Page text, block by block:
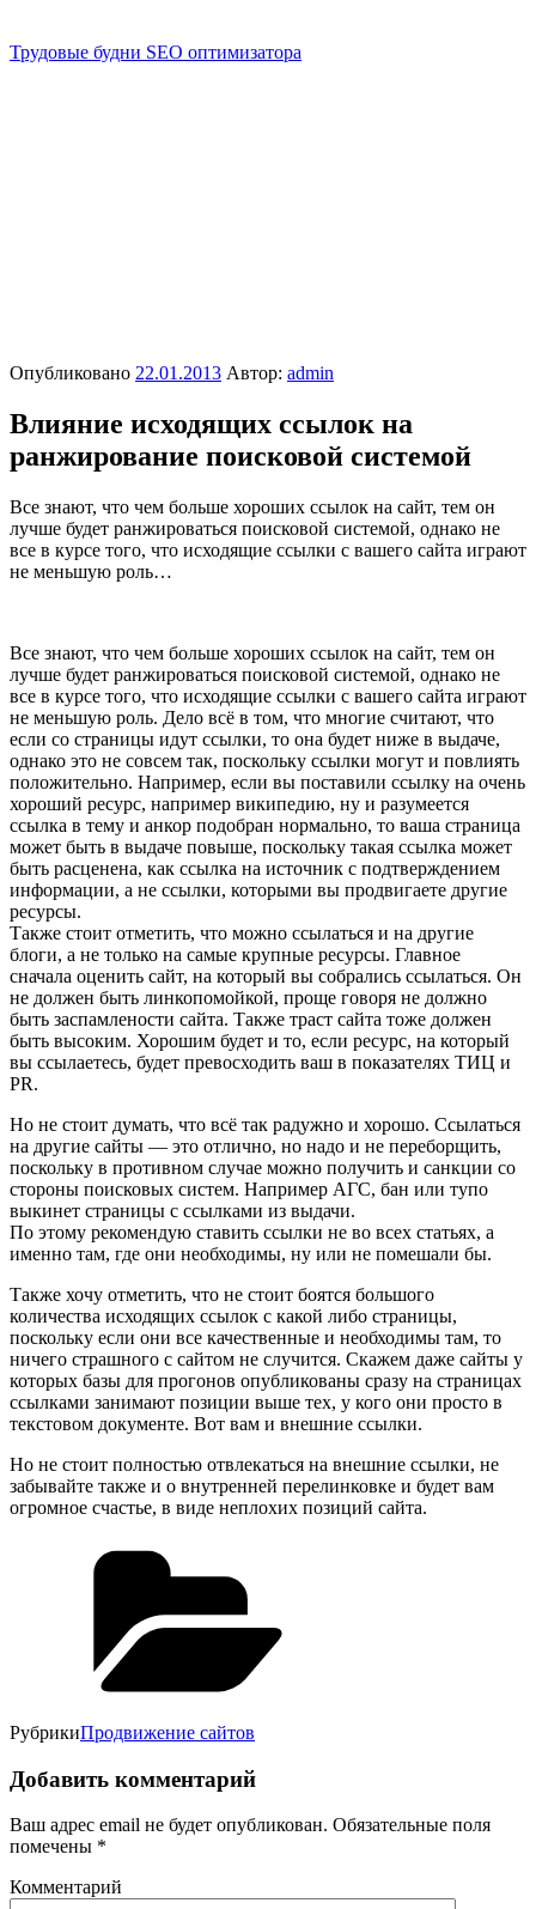
Трудовые будни SEO оптимизатора
Опубликовано 22.01.2013 Автор: admin
Влияние исходящих ссылок на
ранжирование поисковой системой
Все знают, что чем больше хороших ссылок на сайт, тем он
лучше будет ранжироваться поисковой системой, однако не
все в курсе того, что исходящие ссылки с вашего сайта играют
не меньшую роль…
Все знают, что чем больше хороших ссылок на сайт, тем он
лучше будет ранжироваться поисковой системой, однако не
все в курсе того, что исходящие ссылки с вашего сайта играют
не меньшую роль. Дело всё в том, что многие считают, что
если со страницы идут ссылки, то она будет ниже в выдаче,
однако это не совсем так, поскольку ссылки могут и повлиять
положительно. Например, если вы поставили ссылку на очень
хороший ресурс, например википедию, ну и разумеется
ссылка в тему и анкор подобран нормально, то ваша страница
может быть в выдаче повыше, поскольку такая ссылка может
быть расценена, как ссылка на источник с подтверждением
информации, а не ссылки, которыми вы продвигаете другие
ресурсы.
Также стоит отметить, что можно ссылаться и на другие
блоги, а не только на самые крупные ресурсы. Главное
сначала оценить сайт, на который вы собрались ссылаться. Он
не должен быть линкопомойкой, проще говоря не должно
быть заспамлености сайта. Также траст сайта тоже должен
быть высоким. Хорошим будет и то, если ресурс, на который
вы ссылаетесь, будет превосходить ваш в показателях ТИЦ и
PR.
Но не стоит думать, что всё так радужно и хорошо. Ссылаться
на другие сайты — это отлично, но надо и не переборщить,
поскольку в противном случае можно получить и санкции со
стороны поисковых систем. Например АГС, бан или тупо
выкинет страницы с ссылками из выдачи.
По этому рекомендую ставить ссылки не во всех статьях, а
именно там, где они необходимы, ну или не помешали бы.
Также хочу отметить, что не стоит боятся большого
количества исходящих ссылок с какой либо страницы,
поскольку если они все качественные и необходимы там, то
ничего страшного с сайтом не случится. Скажем даже сайты у
которых базы для прогонов опубликованы сразу на страницах
ссылками занимают позиции выше тех, у кого они просто в
текстовом документе. Вот вам и внешние ссылки.
Но не стоит полностью отвлекаться на внешние ссылки, не
забывайте также и о внутренней перелинковке и будет вам
огромное счастье, в виде неплохих позиций сайта.
РубрикиПродвижение сайтов
Добавить комментарий
Ваш адрес email не будет опубликован. Обязательные поля
помечены *
Комментарий